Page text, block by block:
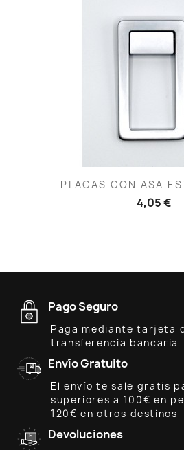
PLACAS CON ASA
4,05 €
Pago Seguro
Paga mediante tarjeta
transferencia bancaria
Envío Gratuito
El envío te sale gratis
superiores a 100€ en
120€ en otros destinos
Devoluciones